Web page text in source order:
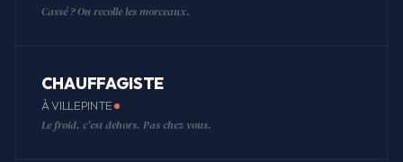
Cassé ? On recolle les morceaux.
CHAUFFAGISTE
À VILLEPINTE
Le froid, c'est dehors. Pas chez vous.